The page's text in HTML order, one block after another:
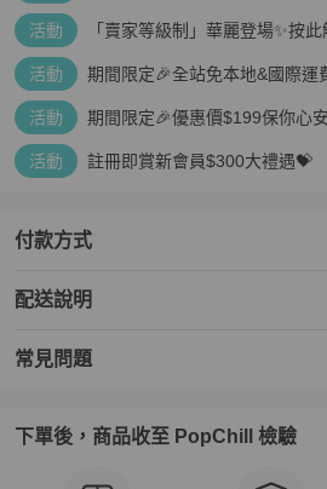
活動 「賣家等級制」華麗登場✨按此
活動 期間限定🎉全站免本地&國際運
活動 期間限定🎉優惠價$199保你心
活動 註冊即賞新會員$300大禮遇💝
付款方式
配送說明
常見問題
下單後，商品收至 PopChill 檢驗